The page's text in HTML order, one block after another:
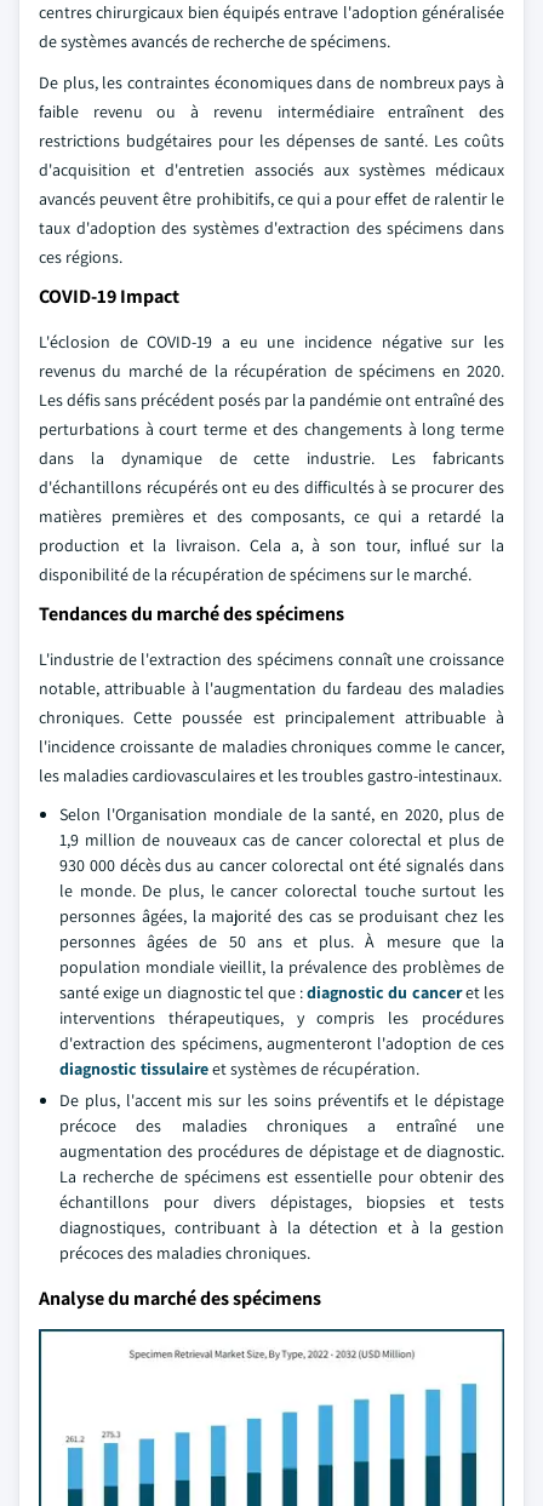
centres chirurgicaux bien équipés entrave l'adoption généralisée
de systèmes avancés de recherche de spécimens.
De plus, les contraintes économiques dans de nombreux pays à
faible revenu ou à revenu intermédiaire entraînent des
restrictions budgétaires pour les dépenses de santé. Les coûts
d'acquisition et d'entretien associés aux systèmes médicaux
avancés peuvent être prohibitifs, ce qui a pour effet de ralentir le
taux d'adoption des systèmes d'extraction des spécimens dans
ces régions.
COVID-19 Impact
L'éclosion de COVID-19 a eu une incidence négative sur les
revenus du marché de la récupération de spécimens en 2020.
Les défis sans précédent posés par la pandémie ont entraîné des
perturbations à court terme et des changements à long terme
dans la dynamique de cette industrie. Les fabricants
d'échantillons récupérés ont eu des difficultés à se procurer des
matières premières et des composants, ce qui a retardé la
production et la livraison. Cela a, à son tour, influé sur la
disponibilité de la récupération de spécimens sur le marché.
Tendances du marché des spécimens
L'industrie de l'extraction des spécimens connaît une croissance
notable, attribuable à l'augmentation du fardeau des maladies
chroniques. Cette poussée est principalement attribuable à
l'incidence croissante de maladies chroniques comme le cancer,
les maladies cardiovasculaires et les troubles gastro-intestinaux.
Selon l'Organisation mondiale de la santé, en 2020, plus de
1,9 million de nouveaux cas de cancer colorectal et plus de
930 000 décès dus au cancer colorectal ont été signalés dans
le monde. De plus, le cancer colorectal touche surtout les
personnes âgées, la majorité des cas se produisant chez les
personnes âgées de 50 ans et plus. À mesure que la
population mondiale vieillit, la prévalence des problèmes de
santé exige un diagnostic tel que :diagnostic du canceret les
interventions thérapeutiques, y compris les procédures
d'extraction des spécimens, augmenteront l'adoption de ces
diagnostic tissulaireet systèmes de récupération.
De plus, l'accent mis sur les soins préventifs et le dépistage
précoce des maladies chroniques a entraîné une
augmentation des procédures de dépistage et de diagnostic.
La recherche de spécimens est essentielle pour obtenir des
échantillons pour divers dépistages, biopsies et tests
diagnostiques, contribuant à la détection et à la gestion
précoces des maladies chroniques.
Analyse du marché des spécimens